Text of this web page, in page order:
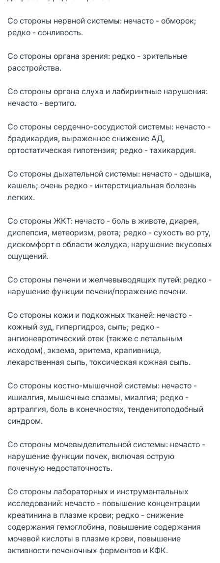
Со стороны нервной системы: нечасто - обморок;
редко - сонливость.
Со стороны органа зрения: редко - зрительные
расстройства.
Со стороны органа слуха и лабиринтные нарушения:
нечасто - вертиго.
Со стороны сердечно-сосудистой системы: нечасто -
брадикардия, выраженное снижение АД,
ортостатическая гипотензия; редко - тахикардия.
Со стороны дыхательной системы: нечасто - одышка,
кашель; очень редко - интерстициальная болезнь
легких.
Со стороны ЖКТ: нечасто - боль в животе, диарея,
диспепсия, метеоризм, рвота; редко - сухость во рту,
дискомфорт в области желудка, нарушение вкусовых
ощущений.
Со стороны печени и желчевыводящих путей: редко -
нарушение функции печени/поражение печени.
Со стороны кожи и подкожных тканей: нечасто -
кожный зуд, гипергидроз, сыпь; редко -
ангионевротический отек (также с летальным
исходом), экзема, эритема, крапивница,
лекарственная сыпь, токсическая кожная сыпь.
Со стороны костно-мышечной системы: нечасто -
ишиалгия, мышечные спазмы, миалгия; редко -
артралгия, боль в конечностях, тенденитоподобный
синдром.
Со стороны мочевыделительной системы: нечасто -
нарушение функции почек, включая острую
почечную недостаточность.
Со стороны лабораторных и инструментальных
исследований: нечасто - повышение концентрации
креатинина в плазме крови; редко - снижение
содержания гемоглобина, повышение содержания
мочевой кислоты в плазме крови, повышение
активности печеночных ферментов и КФК.